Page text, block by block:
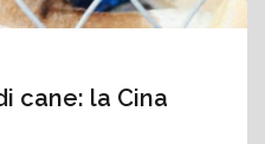
cane: la Cina